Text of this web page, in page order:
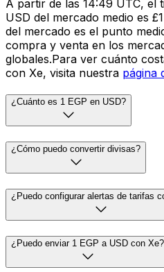
A partir de las 14:49 UTC, el
USD del mercado medio es
del mercado es el punto
compra y venta en los
globales.Para ver cuánto
con Xe, visita nuestra página
¿Cuánto es 1 EGP en USD?
¿Cómo puedo convertir divisas?
¿Puedo configurar alertas de tarifas
¿Puedo enviar 1 EGP a USD con Xe?